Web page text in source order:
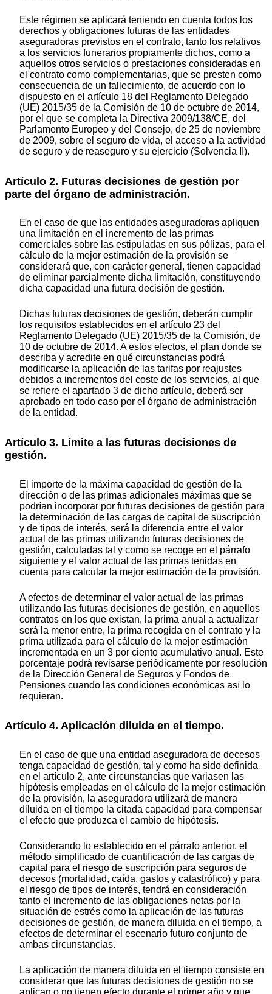
Este régimen se aplicará teniendo en cuenta todos los
derechos y obligaciones futuras de las entidades
aseguradoras previstos en el contrato, tanto los relativos
a los servicios funerarios propiamente dichos, como a
aquellos otros servicios o prestaciones consideradas en
el contrato como complementarias, que se presten como
consecuencia de un fallecimiento, de acuerdo con lo
dispuesto en el artículo 18 del Reglamento Delegado
(UE) 2015/35 de la Comisión de 10 de octubre de 2014,
por el que se completa la Directiva 2009/138/CE, del
Parlamento Europeo y del Consejo, de 25 de noviembre
de 2009, sobre el seguro de vida, el acceso a la actividad
de seguro y de reaseguro y su ejercicio (Solvencia II).
Artículo 2. Futuras decisiones de gestión por
parte del órgano de administración.
En el caso de que las entidades aseguradoras apliquen
una limitación en el incremento de las primas
comerciales sobre las estipuladas en sus pólizas, para el
cálculo de la mejor estimación de la provisión se
considerará que, con carácter general, tienen capacidad
de eliminar parcialmente dicha limitación, constituyendo
dicha capacidad una futura decisión de gestión.
Dichas futuras decisiones de gestión, deberán cumplir
los requisitos establecidos en el artículo 23 del
Reglamento Delegado (UE) 2015/35 de la Comisión, de
10 de octubre de 2014. A estos efectos, el plan donde se
describa y acredite en qué circunstancias podrá
modificarse la aplicación de las tarifas por reajustes
debidos a incrementos del coste de los servicios, al que
se refiere el apartado 3 de dicho artículo, deberá ser
aprobado en todo caso por el órgano de administración
de la entidad.
Artículo 3. Límite a las futuras decisiones de
gestión.
El importe de la máxima capacidad de gestión de la
dirección o de las primas adicionales máximas que se
podrían incorporar por futuras decisiones de gestión para
la determinación de las cargas de capital de suscripción
y de tipos de interés, será la diferencia entre el valor
actual de las primas utilizando futuras decisiones de
gestión, calculadas tal y como se recoge en el párrafo
siguiente y el valor actual de las primas tenidas en
cuenta para calcular la mejor estimación de la provisión.
A efectos de determinar el valor actual de las primas
utilizando las futuras decisiones de gestión, en aquellos
contratos en los que existan, la prima anual a actualizar
será la menor entre, la prima recogida en el contrato y la
prima utilizada para el cálculo de la mejor estimación
incrementada en un 3 por ciento acumulativo anual. Este
porcentaje podrá revisarse periódicamente por resolución
de la Dirección General de Seguros y Fondos de
Pensiones cuando las condiciones económicas así lo
requieran.
Artículo 4. Aplicación diluida en el tiempo.
En el caso de que una entidad aseguradora de decesos
tenga capacidad de gestión, tal y como ha sido definida
en el artículo 2, ante circunstancias que variasen las
hipótesis empleadas en el cálculo de la mejor estimación
de la provisión, la aseguradora utilizará de manera
diluida en el tiempo la citada capacidad para compensar
el efecto que produzca el cambio de hipótesis.
Considerando lo establecido en el párrafo anterior, el
método simplificado de cuantificación de las cargas de
capital para el riesgo de suscripción para seguros de
decesos (mortalidad, caída, gastos y catastrófico) y para
el riesgo de tipos de interés, tendrá en consideración
tanto el incremento de las obligaciones netas por la
situación de estrés como la aplicación de las futuras
decisiones de gestión, de manera diluida en el tiempo, a
efectos de determinar el escenario futuro conjunto de
ambas circunstancias.
La aplicación de manera diluida en el tiempo consiste en
considerar que las futuras decisiones de gestión no se
aplican o no tienen efecto durante el primer año y que,